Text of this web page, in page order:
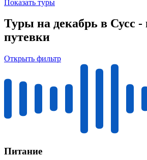
Показать туры
Туры на декабрь в Сусс -
путевки
Открыть фильтр
Питание